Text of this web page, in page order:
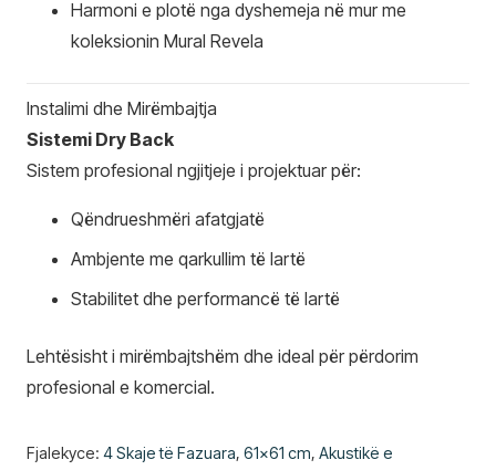
Harmoni e plotë nga dyshemeja në mur me
koleksionin Mural Revela
Instalimi dhe Mirëmbajtja
Sistemi Dry Back
Sistem profesional ngjitjeje i projektuar për:
Qëndrueshmëri afatgjatë
Ambjente me qarkullim të lartë
Stabilitet dhe performancë të lartë
Lehtësisht i mirëmbajtshëm dhe ideal për përdorim
profesional e komercial.
Fjalekyce: 4 Skaje të Fazuara, 61x61 cm, Akustikë e